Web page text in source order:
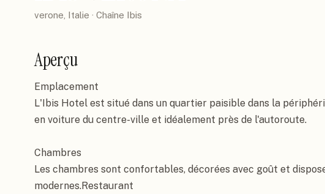
verone, Italie · Chaîne Ibis
Aperçu
Emplacement
L'Ibis Hotel est situé dans un quartier paisible dans la
en voiture du centre-ville et idéalement près de l'autoroute.
Chambres
Les chambres sont confortables, décorées avec goût et
modernes.Restaurant